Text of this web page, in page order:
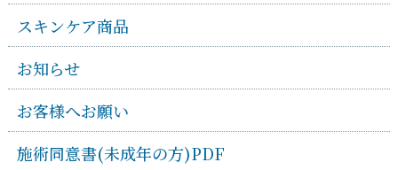
スキンケア商品
お知らせ
お客様へお願い
施術同意書(未成年の方)PDF